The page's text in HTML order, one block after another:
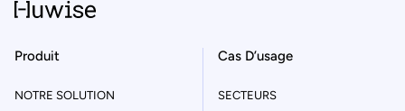
Produit
NOTRE SOLUTION
Cas D’usage
SECTEURS